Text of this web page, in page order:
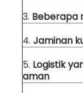
3. Beberapa
4. Jaminan
5. Logistik
aman